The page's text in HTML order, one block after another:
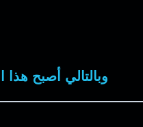
وبالتالي أصبح هذا